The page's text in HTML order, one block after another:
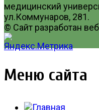
медицинский
ул.Коммунаров, 281.
© Сайт разработан
Меню сайта